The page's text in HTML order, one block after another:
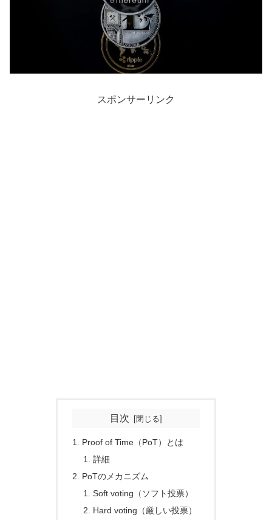
スポンサーリンク
目次
Proof of Time（PoT）とは
詳細
PoTのメカニズム
Soft voting（ソフト投票）
Hard voting（厳しい投票）